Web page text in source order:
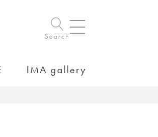
Search
IMA gallery